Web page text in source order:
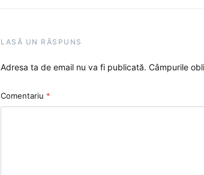
LASĂ UN RĂSPUNS
Adresa ta de email nu va fi publicată. Câmpurile
Comentariu *